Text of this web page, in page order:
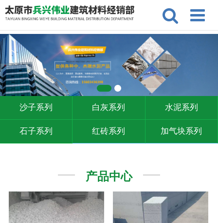
沙子系列 白灰系列 水泥系列
石子系列 红砖系列 加气块系列
产品中心